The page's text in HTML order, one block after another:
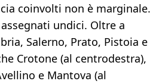
coinvolti non è marginale.
undici. Oltre a
Salerno, Prato, Pistoia e
Crotone (al centrodestra),
e Mantova (al